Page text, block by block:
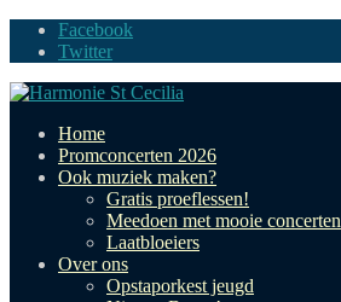
Facebook
Twitter
Home
Promconcerten 2026
Ook muziek maken?
Gratis proeflessen!
Meedoen met mooie concerten
Laatbloeiers
Over ons
Opstaporkest jeugd